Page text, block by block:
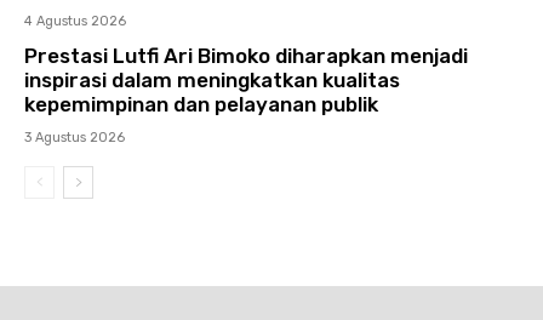
4 Agustus 2026
Prestasi Lutfi Ari Bimoko diharapkan menjadi
inspirasi dalam meningkatkan kualitas
kepemimpinan dan pelayanan publik
3 Agustus 2026